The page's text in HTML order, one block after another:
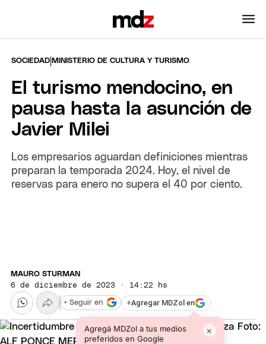
SOCIEDAD |MINISTERIO DE CULTURA Y TURISMO
El turismo mendocino, en
pausa hasta la asunción de
Javier Milei
Los empresarios aguardan definiciones mientras
preparan la temporada 2024. Hoy, el nivel de
reservas para enero no supera el 40 por ciento.
MAURO STURMAN
6 de diciembre de 2023 · 14:22 hs
+Agregar MDZol en
Agregá MDZol a tus medios
preferidos en Google
×
+ Seguir en